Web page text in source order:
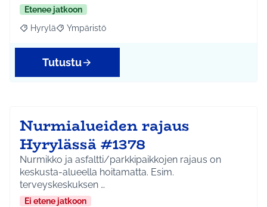
Etenee jatkoon
Rajaa tulokset aihepiirin mukaan: Hyrylä
Hyrylä Rajaa tulokset teeman mukaan: Ympäristö
Ympäristö
Tutustu
Nurmialueiden rajaus
Hyrylässä #1378
Nurmikko ja asfaltti/parkkipaikkojen rajaus on
keskusta-alueella hoitamatta. Esim.
terveyskeskuksen …
Ei etene jatkoon